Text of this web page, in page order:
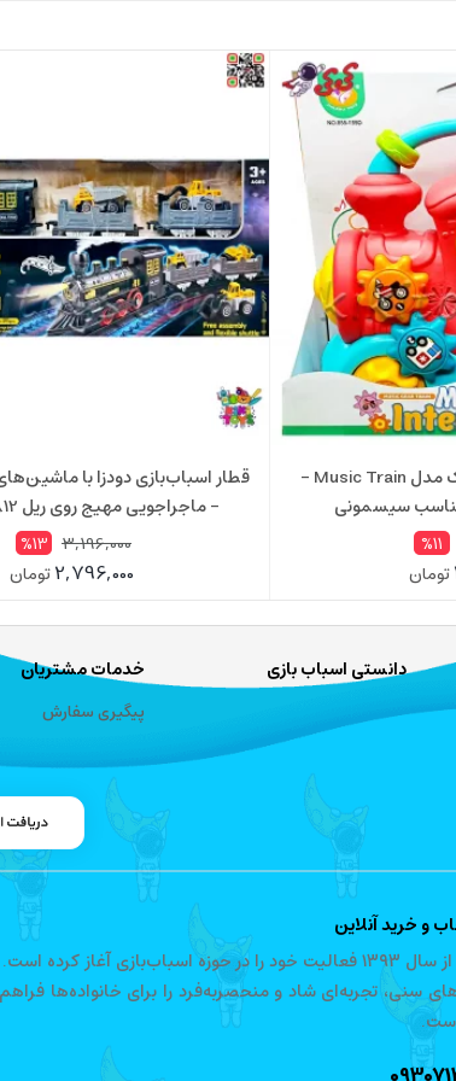
قطار موزیکال نشکن کودک مدل Music Train –
سیسمونی
%11
تومان
قطار اسباب‌بازی دودزا با
– ماجراجویی مهیج روی ریل TRAIN 5812
3,196,000
%13
2,796,000تومان
دانستی اسباب بازی خدمات مشتریان
پیگیری سفارش
و خرید آنلاین
درباره کی کی تویز: کی کی تویز از سال ۱۳۹۳ فعالیت خود را در حوزه
سنی، تجربه‌ای شاد و منحصربه‌فرد را برای خانواده‌ها